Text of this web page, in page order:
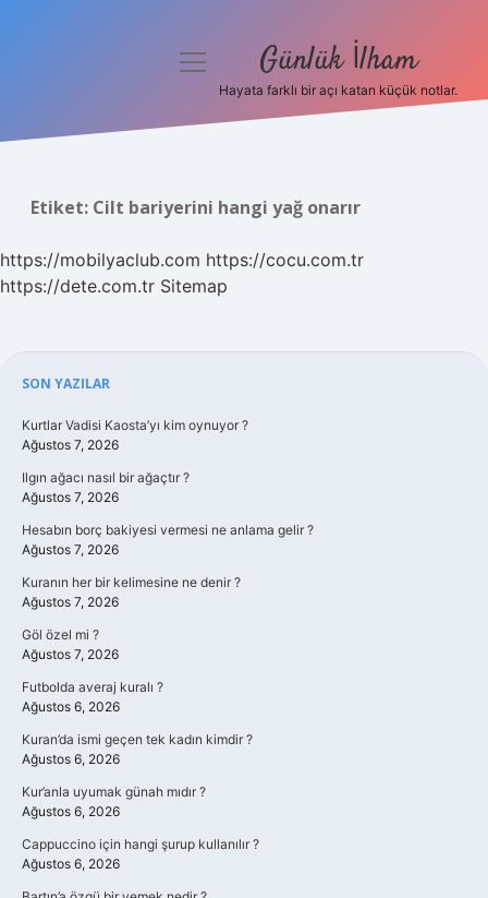
Hakkımızda
menüyü
Günlük İlham
Hayata farklı bir açı katan küçük notlar.
Etiket: Cilt bariyerini hangi yağ onarır
https://mobilyaclub.com https://cocu.com.tr
https://dete.com.tr Sitemap
Sidebar
SON YAZILAR
Kurtlar Vadisi Kaosta’yı kim oynuyor ?
Ağustos 7, 2026
Ilgın ağacı nasıl bir ağaçtır ?
Ağustos 7, 2026
Hesabın borç bakiyesi vermesi ne anlama gelir ?
Ağustos 7, 2026
Kuranın her bir kelimesine ne denir ?
Ağustos 7, 2026
Göl özel mi ?
Ağustos 7, 2026
Futbolda averaj kuralı ?
Ağustos 6, 2026
Kuran’da ismi geçen tek kadın kimdir ?
Ağustos 6, 2026
Kur’anla uyumak günah mıdır ?
Ağustos 6, 2026
Cappuccino için hangi şurup kullanılır ?
Ağustos 6, 2026